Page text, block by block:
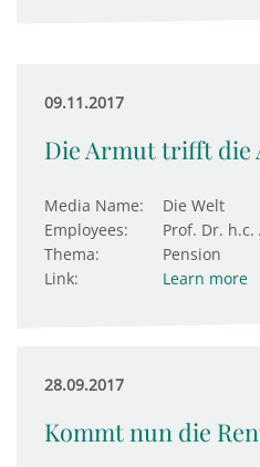
09.11.2017
Die Armut trifft die
Media Name:
Die Welt
Employees:
Prof. Dr. h.c.
Thema:
Pension
Link:
Learn more
28.09.2017
Kommt nun die